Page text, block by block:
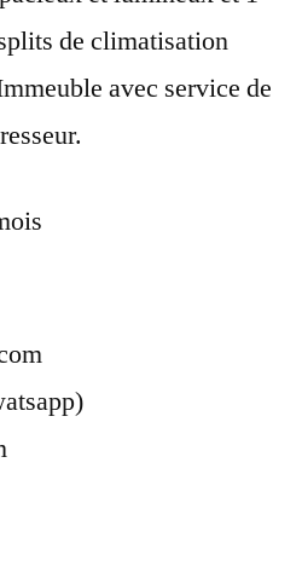
de climatisation
avec service de